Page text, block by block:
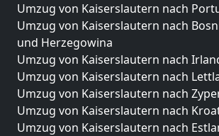
Umzug von Kaiserslautern nach
Umzug von Kaiserslautern nach
und Herzegowina
Umzug von Kaiserslautern nach
Umzug von Kaiserslautern nach
Umzug von Kaiserslautern nach
Umzug von Kaiserslautern nach
Umzug von Kaiserslautern nach